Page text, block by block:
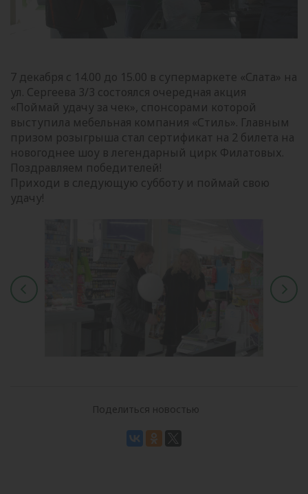
7 декабря с 14.00 до 15.00 в супермаркете «Слата» на
ул. Сергеева 3/3 состоялся очередная акция
«Поймай удачу за чек», спонсорами которой
выступила мебельная компания «Стиль». Главным
призом розыгрыша стал сертификат на 2 билета на
новогоднее шоу в легендарный цирк Филатовых.
Поздравляем победителей!
Приходи в следующую субботу и поймай свою
удачу!
Поделиться новостью